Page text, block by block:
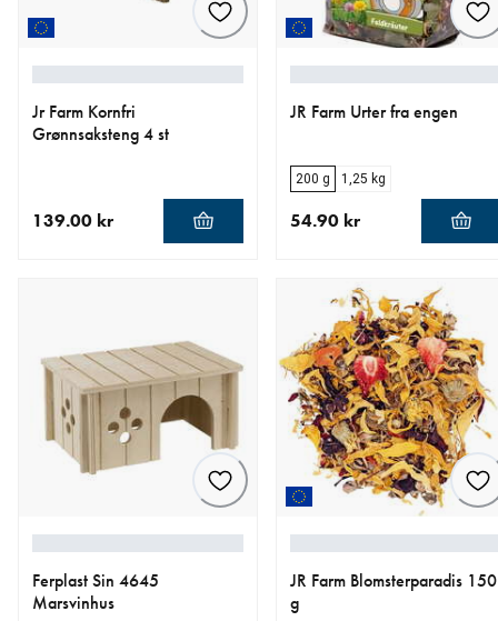
Jr Farm Kornfri
Grønnsaksteng 4 st
139.00 kr
JR Farm Urter fra engen
200 g 1,25 kg
54.90 kr
Ferplast Sin 4645
Marsvinhus
JR Farm Blomsterparadis 150
g